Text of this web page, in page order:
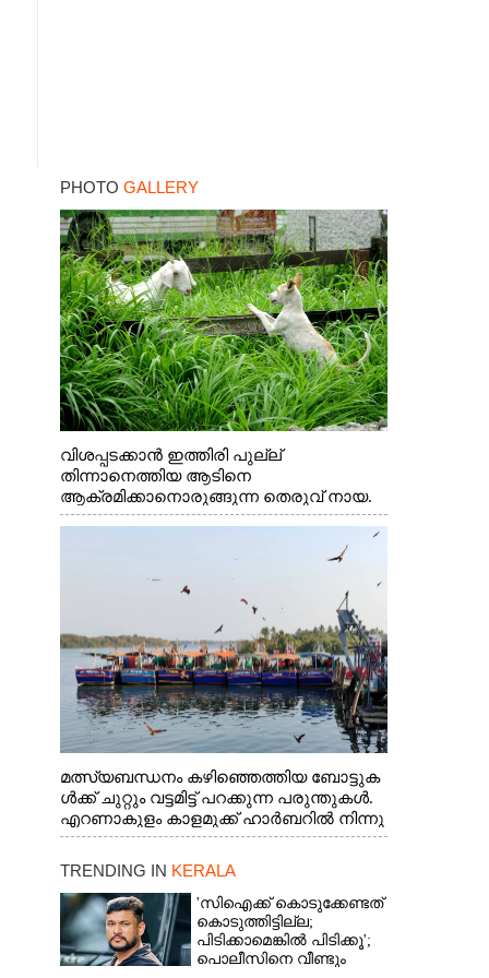
PHOTO GALLERY
വിശപ്പടക്കാൻ ഇത്തിരി പുല്ല്
തിന്നാനെത്തിയ ആടിനെ
ആക്രമിക്കാനൊരുങ്ങുന്ന തെരുവ് നായ.
എറണാകുളം വാത്തുരുത്തിയിൽ നിന്നുള്ള
മത്സ്യബന്ധനം കഴിഞ്ഞെത്തിയ ബോട്ടുക
ൾക്ക് ചുറ്റും വട്ടമിട്ട് പറക്കുന്ന പരുന്തുകൾ.
എറണാകുളം കാളമുക്ക് ഹാർബറിൽ നിന്നു
ള്ള കാഴ്ച
TRENDING IN KERALA
'സിഐക്ക് കൊടുക്കേണ്ടത്
കൊടുത്തിട്ടില്ല;
പിടിക്കാമെങ്കിൽ പിടിക്കൂ';
പൊലീസിനെ വീണ്ടും